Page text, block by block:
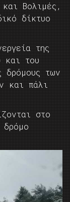
Βολιμές,
δίκτυο
της
και του
δρόμους των
και πάλι
στο